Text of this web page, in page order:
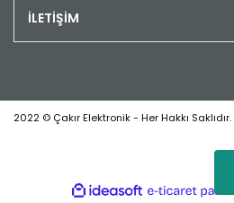
İLETİŞİM
2022 © Çakır Elektronik - Her Hakkı Saklıdır.
ideasoft